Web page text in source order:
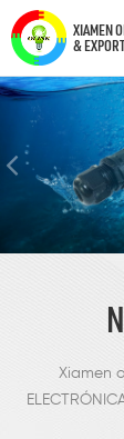
XIAMEN
&
Xiamen